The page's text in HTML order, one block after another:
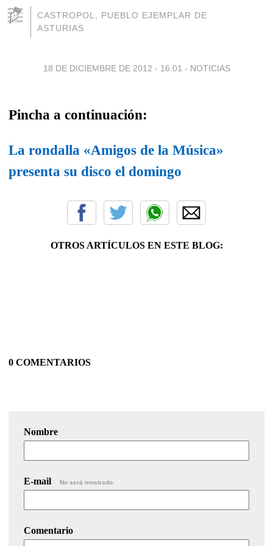
CASTROPOL, PUEBLO EJEMPLAR DE
ASTURIAS
18 DE DICIEMBRE DE 2012 - 16:01 - NOTICIAS
Pincha a continuación:
La rondalla «Amigos de la Música»
presenta su disco el domingo
OTROS ARTÍCULOS EN ESTE BLOG:
0 COMENTARIOS
Nombre
E-mail No será mostrado.
Comentario